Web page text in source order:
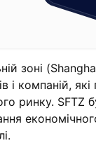
зоні
і компаній,
ринку. SFTZ